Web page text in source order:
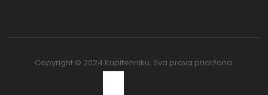
Copyright © 2024 Kupitehniku. Sva prava pridržana.